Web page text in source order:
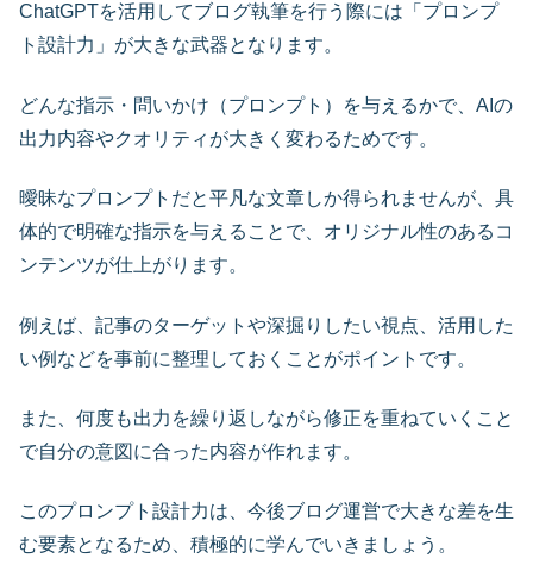
ChatGPTを活用してブログ執筆を行う際には「プロンプ
ト設計力」が大きな武器となります。
どんな指示・問いかけ（プロンプト）を与えるかで、AIの
出力内容やクオリティが大きく変わるためです。
曖昧なプロンプトだと平凡な文章しか得られませんが、具
体的で明確な指示を与えることで、オリジナル性のあるコ
ンテンツが仕上がります。
例えば、記事のターゲットや深掘りしたい視点、活用した
い例などを事前に整理しておくことがポイントです。
また、何度も出力を繰り返しながら修正を重ねていくこと
で自分の意図に合った内容が作れます。
このプロンプト設計力は、今後ブログ運営で大きな差を生
む要素となるため、積極的に学んでいきましょう。